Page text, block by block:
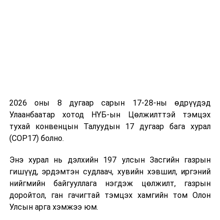
орчин, уур амьсгалын өөрчлөлтийн яам (БОУАӨЯ)-ны
харьяа Уур амьсгалын өөрчлөлтийн судалгаа хамтын
ажиллагааны төв, НҮБ-ын Байгаль орчны хөтөлбөр
(UNEP), Олон Улсын Цаатны Төв (ICR)-тэй хамтран
өөрчлөлтийн яамнаас мэдээллээ.
УНШСАН: 1114
2026 оны 8 дугаар сарын 17-28-ны өдрүүдэд
Улаанбаатар хотод НҮБ-ын Цөлжилттэй тэмцэх
тухай конвенцын Талуудын 17 дугаар бага хурал
(COP17) болно.
Энэ хурал нь дэлхийн 197 улсын Засгийн газрын
гишүүд, эрдэмтэн судлаач, хувийн хэвшил, иргэний
нийгмийн байгууллага нэгдэж цөлжилт, газрын
доройтол, ган гачигтай тэмцэх хамгийн том Олон
Улсын арга хэмжээ юм.